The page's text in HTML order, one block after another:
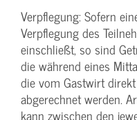
Verpflegung: Sofern
Verpflegung des
einschließt, so sind
die während eines
die vom Gastwirt
abgerechnet werden.
kann zwischen den